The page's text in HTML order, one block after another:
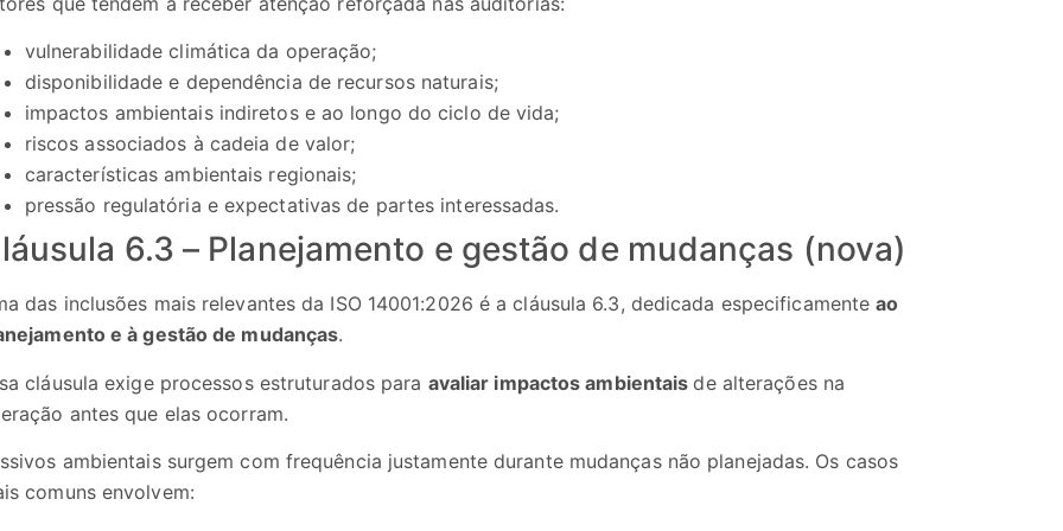
vulnerabilidade climática da operação;
disponibilidade e dependência de recursos naturais;
impactos ambientais indiretos e ao longo do ciclo de vida;
riscos associados à cadeia de valor;
características ambientais regionais;
pressão regulatória e expectativas de partes interessadas.
6.3 – Planejamento e gestão de mudanças (nova)
das inclusões mais relevantes da ISO 14001:2026 é a cláusula 6.3, dedicada especificamenteao
e à gestão de mudanças.
cláusula exige processos estruturados para avaliar impactos ambientaisde alterações na
antes que elas ocorram.
ambientais surgem com frequência justamente durante mudanças não planejadas. Os casos
comuns envolvem: